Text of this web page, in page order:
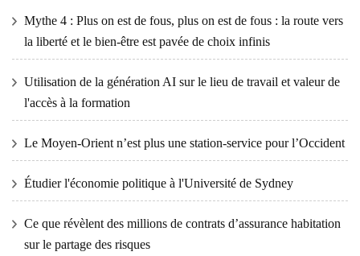
Mythe 4 : Plus on est de fous, plus on est de fous : la route vers
la liberté et le bien-être est pavée de choix infinis
Utilisation de la génération AI sur le lieu de travail et valeur de
l'accès à la formation
Le Moyen-Orient n’est plus une station-service pour l’Occident
Étudier l'économie politique à l'Université de Sydney
Ce que révèlent des millions de contrats d’assurance habitation
sur le partage des risques